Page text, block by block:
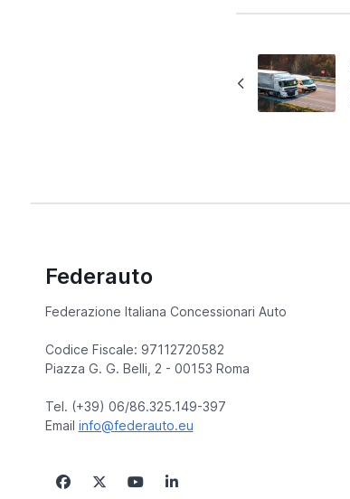
Federauto
Federazione Italiana Concessionari Auto
Codice Fiscale: 97112720582
Piazza G. G. Belli, 2 - 00153 Roma
Tel. (+39) 06/86.325.149-397
Email info@federauto.eu